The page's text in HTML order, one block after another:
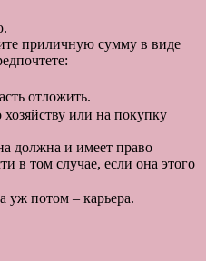
приличную сумму в виде
отложить.
или на покупку
должна и имеет право
в том случае, если она этого
уж потом – карьера.